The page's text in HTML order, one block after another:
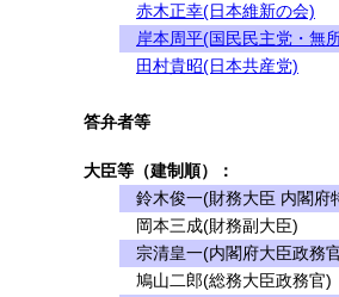
赤木正幸(日本維新の会)
岸本周平(国民民主党・無
田村貴昭(日本共産党)
答弁者等
大臣等（建制順）：
鈴木俊一(財務大臣 内閣府
岡本三成(財務副大臣)
宗清皇一(内閣府大臣政務
鳩山二郎(総務大臣政務官)